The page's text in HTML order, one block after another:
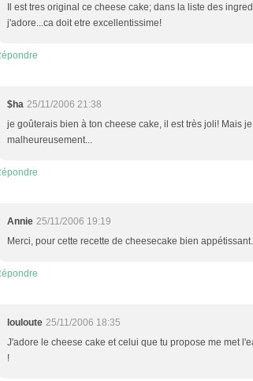
Il est tres original ce cheese cake; dans la liste des
j'adore...ca doit etre excellentissime!
$ha 25/11/2006 21:38
je goûterais bien à ton cheese cake, il est très joli! Mais
malheureusement...
Annie 25/11/2006 19:19
Merci, pour cette recette de cheesecake bien appétissant.
louloute 25/11/2006 18:35
J'adore le cheese cake et celui que tu propose me met
!